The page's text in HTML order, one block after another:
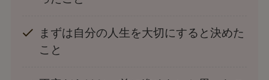
まずは自分の人生を大切にすると決めた
こと